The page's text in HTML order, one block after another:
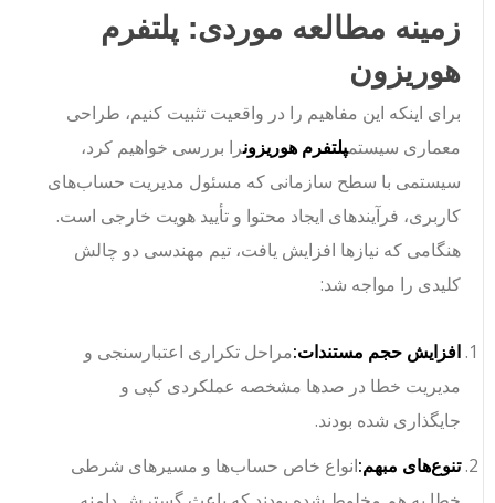
زمینه مطالعه موردی: پلتفرم
هوریزون
برای اینکه این مفاهیم را در واقعیت تثبیت کنیم، طراحی
معماری سیستمپلتفرم هوریزونرا بررسی خواهیم کرد،
سیستمی با سطح سازمانی که مسئول مدیریت حساب‌های
کاربری، فرآیندهای ایجاد محتوا و تأیید هویت خارجی است.
هنگامی که نیازها افزایش یافت، تیم مهندسی دو چالش
کلیدی را مواجه شد:
افزایش حجم مستندات:مراحل تکراری اعتبارسنجی و
مدیریت خطا در صدها مشخصه عملکردی کپی و
جایگذاری شده بودند.
تنوع‌های مبهم:انواع خاص حساب‌ها و مسیرهای شرطی